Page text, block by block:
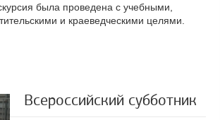
была проведена с учебными,
и краеведческими целями.
Всероссийский субботник